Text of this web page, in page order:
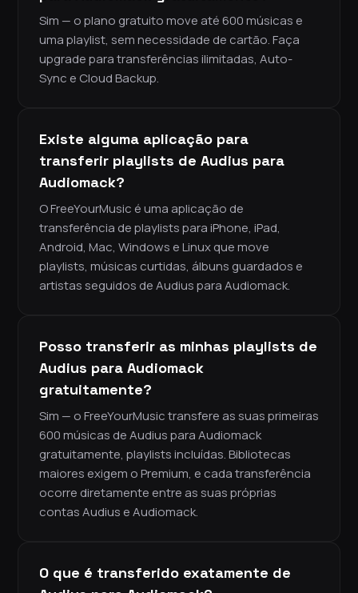
Sim — o plano gratuito move até 600 músicas e
uma playlist, sem necessidade de cartão. Faça
upgrade para transferências ilimitadas, Auto-
Sync e Cloud Backup.
Existe alguma aplicação para
transferir playlists de Audius para
Audiomack?
O FreeYourMusic é uma aplicação de
transferência de playlists para iPhone, iPad,
Android, Mac, Windows e Linux que move
playlists, músicas curtidas, álbuns guardados e
artistas seguidos de Audius para Audiomack.
Posso transferir as minhas playlists de
Audius para Audiomack
gratuitamente?
Sim — o FreeYourMusic transfere as suas primeiras
600 músicas de Audius para Audiomack
gratuitamente, playlists incluídas. Bibliotecas
maiores exigem o Premium, e cada transferência
ocorre diretamente entre as suas próprias
contas Audius e Audiomack.
O que é transferido exatamente de